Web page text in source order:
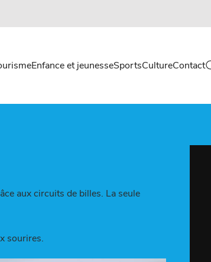
Enfance et jeunesseSportsCultureContact
aux circuits de billes. La seule
sourires.